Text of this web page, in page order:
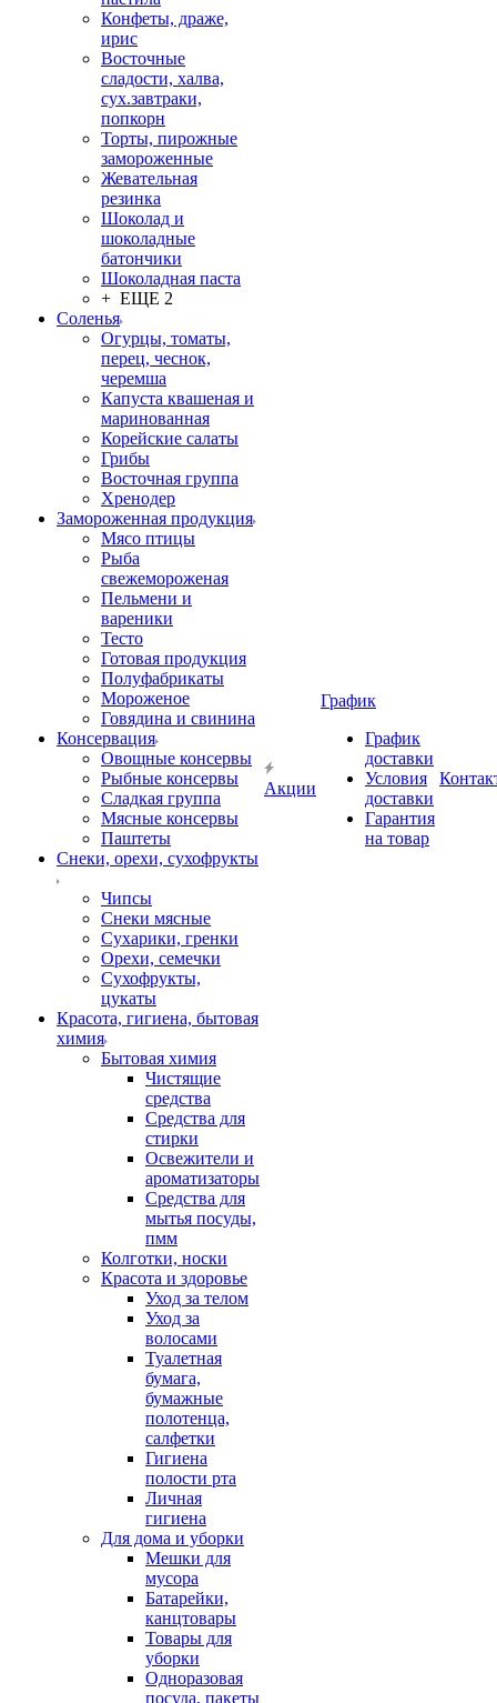
Конфеты, драже,
ирис
Восточные
сладости, халва,
сух.завтраки,
попкорн
Торты, пирожные
замороженные
Жевательная
резинка
Шоколад и
шоколадные
батончики
Шоколадная паста
+ ЕЩЕ 2
Соленья
Огурцы, томаты,
перец, чеснок,
черемша
Капуста квашеная и
маринованная
Корейские салаты
Грибы
Восточная группа
Хренодер
Замороженная продукция
Мясо птицы
Рыба
свежемороженая
Пельмени и
вареники
Тесто
Готовая продукция
Полуфабрикаты
Мороженое
Говядина и свинина
Консервация
Овощные консервы
Рыбные консервы
Сладкая группа
Мясные консервы
Паштеты
Снеки, орехи, сухофрукты
Чипсы
Снеки мясные
Сухарики, гренки
Орехи, семечки
Сухофрукты,
цукаты
Красота, гигиена, бытовая
химия
Бытовая химия
Чистящие
средства
Средства для
стирки
Освежители и
ароматизаторы
Средства для
мытья посуды,
пмм
Колготки, носки
Красота и здоровье
Уход за телом
Уход за
волосами
Туалетная
бумага,
бумажные
полотенца,
салфетки
Гигиена
полости рта
Личная
гигиена
Для дома и уборки
Мешки для
мусора
Батарейки,
канцтовары
Товары для
уборки
Одноразовая
посуда, пакеты
Акции
График
График
доставки
Условия
доставки
Гарантия
на товар